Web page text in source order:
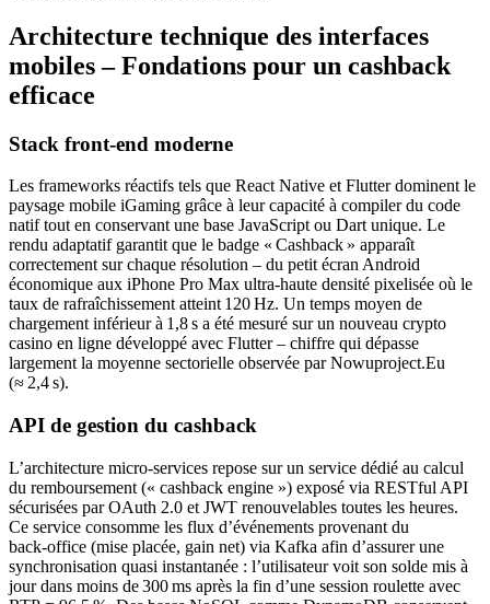
Architecture technique des interfaces
mobiles – Fondations pour un cashback
efficace
Stack front‑end moderne
Les frameworks réactifs tels que React Native et Flutter dominent le
paysage mobile iGaming grâce à leur capacité à compiler du code
natif tout en conservant une base JavaScript ou Dart unique. Le
rendu adaptatif garantit que le badge « Cashback » apparaît
correctement sur chaque résolution – du petit écran Android
économique aux iPhone Pro Max ultra‑haute densité pixelisée où le
taux de rafraîchissement atteint 120 Hz. Un temps moyen de
chargement inférieur à 1,8 s a été mesuré sur un nouveau crypto
casino en ligne développé avec Flutter – chiffre qui dépasse
largement la moyenne sectorielle observée par Nowuproject.Eu
(≈ 2,4 s).
API de gestion du cashback
L’architecture micro‑services repose sur un service dédié au calcul
du remboursement (« cashback engine ») exposé via RESTful API
sécurisées par OAuth 2.0 et JWT renouvelables toutes les heures.
Ce service consomme les flux d’événements provenant du
back‑office (mise placée, gain net) via Kafka afin d’assurer une
synchronisation quasi instantanée : l’utilisateur voit son solde mis à
jour dans moins de 300 ms après la fin d’une session roulette avec